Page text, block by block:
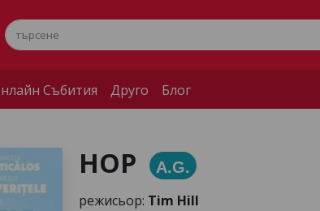
Събития Друго Блог
HOP
A.G.
режисьор: Tim Hill